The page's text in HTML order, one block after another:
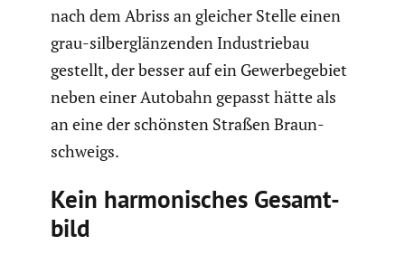
nach dem Abriss an gleicher Stelle einen
grau-silber­glän­zenden Indus­triebau
gestellt, der besser auf ein Gewer­be­ge­biet
neben einer Autobahn gepasst hätte als
an eine der schönsten Straßen Braun­
schweigs.
Kein harmo­ni­sches Gesamt­
bild